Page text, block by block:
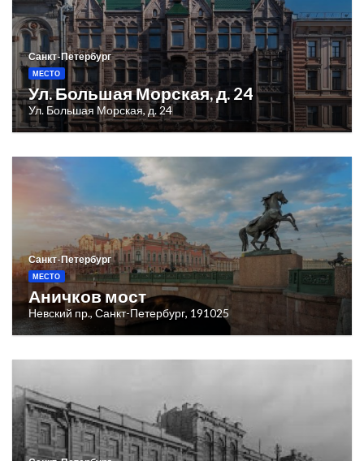
Санкт-Петербург
МЕСТО
Ул. Большая Морская, д. 24
Ул. Большая Морская, д. 24
Санкт-Петербург
МЕСТО
Аничков мост
Невский пр., Санкт-Петербург, 191025